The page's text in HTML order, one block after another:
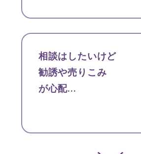
相談はしたいけど
勧誘や売りこみ
が心配...